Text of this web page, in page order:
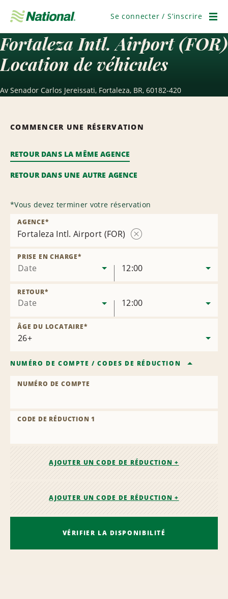
navigation
Se connecter / S’inscrire
Fortaleza Intl. Airport (FOR)
Location de véhicules
Av Senador Carlos Jereissati, Fortaleza, BR, 60182-420
COMMENCER UNE RÉSERVATION
RETOUR DANS LA MÊME AGENCE
RETOUR DANS UNE AUTRE AGENCE
*Vous devez terminer votre réservation
Fortaleza Intl. Airport (FOR)
AGENCE*
Date
PRISE EN CHARGE*
12:00
Date
RETOUR*
12:00
ÂGE DU LOCATAIRE*
NUMÉRO DE COMPTE /CODES DE RÉDUCTION
NUMÉRO DE COMPTE
CODE DE RÉDUCTION 1
AJOUTER UN CODE DE RÉDUCTION +
AJOUTER UN CODE DE RÉDUCTION +
VÉRIFIER LA DISPONIBILITÉ